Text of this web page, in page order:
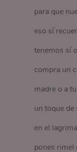
para que
eso sí
tenemos sí
compra un
madre o a
un toque
en el
pones rimel